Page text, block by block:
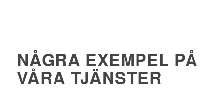
NÅGRA EXEMPEL PÅ
VÅRA TJÄNSTER